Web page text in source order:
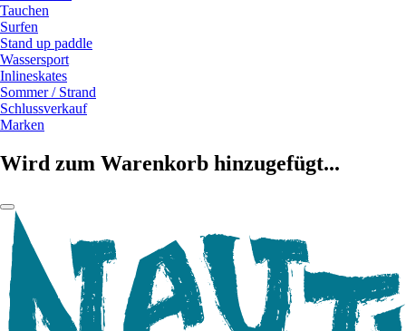
Tauchen
Surfen
Stand up paddle
Wassersport
Inlineskates
Sommer / Strand
Schlussverkauf
Marken
Wird zum Warenkorb hinzugefügt...